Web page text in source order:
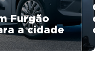
Furgão
a cidade